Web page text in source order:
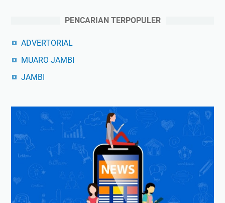
PENCARIAN TERPOPULER
ADVERTORIAL
MUARO JAMBI
JAMBI